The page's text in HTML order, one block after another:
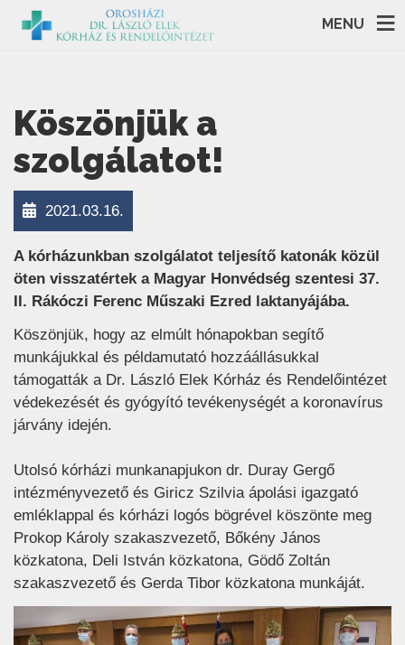
MENU
Köszönjük a
szolgálatot!
2021.03.16.
A kórházunkban szolgálatot teljesítő katonák közül
öten visszatértek a Magyar Honvédség szentesi 37.
II. Rákóczi Ferenc Műszaki Ezred laktanyájába.
Köszönjük, hogy az elmúlt hónapokban segítő
munkájukkal és példamutató hozzáállásukkal
támogatták a Dr. László Elek Kórház és Rendelőintézet
védekezését és gyógyító tevékenységét a koronavírus
járvány idején.
Utolsó kórházi munkanapjukon dr. Duray Gergő
intézményvezető és Giricz Szilvia ápolási igazgató
emléklappal és kórházi logós bögrével köszönte meg
Prokop Károly szakaszvezető, Bőkény János
közkatona, Deli István közkatona, Gödő Zoltán
szakaszvezető és Gerda Tibor közkatona munkáját.